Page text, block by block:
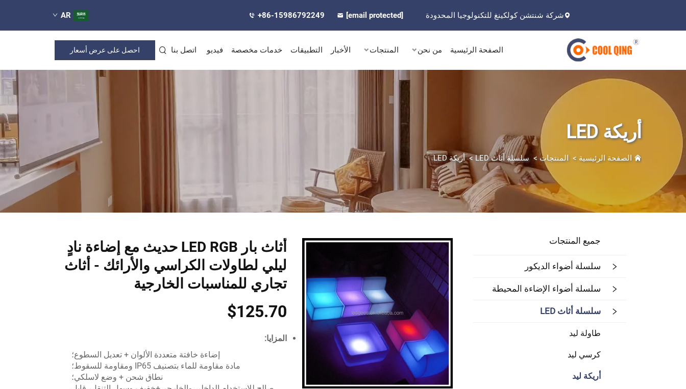
شركة شنتشن كولكينغ للتكنولوجيا المحدودة +86-15986792249 [email protected]
AR
الصفحة الرئيسية من نحن المنتجات الأخبار التطبيقات خدمات مخصصة فيديو اتصل بنا احصل على عرض أسعار
أريكة LED
الصفحة الرئيسية > المنتجات >سلسلة أثاث LED >أريكة LED
جميع المنتجات
سلسلة أضواء الديكور
سلسلة أضواء الإضاءة المحيطة
سلسلة أثاث LED
طاولة ليد
كرسي ليد
أريكة ليد
أثاث بار LED RGB حديث مع إضاءة نادٍ
ليلي لطاولات الكراسي والأرائك - أثاث
تجاري للمناسبات الخارجية
$125.70
المزايا:
إضاءة خافتة متعددة الألوان + تعديل السطوع؛
مادة مقاومة للماء بتصنيف IP65 ومقاومة للسقوط؛
نطاق شحن + وضع لاسلكي؛